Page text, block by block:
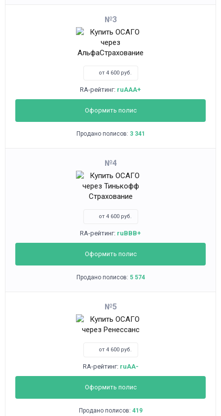
3
от 4 600 руб.
RA-рейтинг: ruAAA+
Оформить полис
Продано полисов: 3 341
4
от 4 600 руб.
RA-рейтинг: ruBBB+
Оформить полис
Продано полисов: 5 574
5
от 4 600 руб.
RA-рейтинг: ruAA-
Оформить полис
Продано полисов: 419